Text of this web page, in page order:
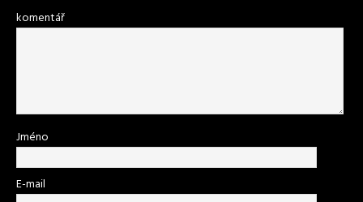
komentář
Jméno
E-mail